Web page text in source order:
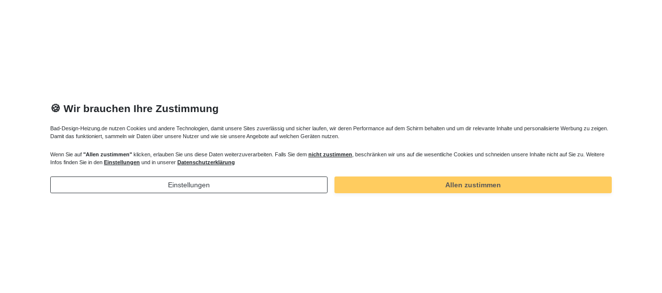
Heizkörper Ventilset Garnitur
130,00 € *
Heizkörper steckerfertig Heizstab ab 300 Watt
152,90 € *
*inkl. ges. MwSt.
Heizkörperventil Mittelanschluss Anschlussgarnitur
130,00 € *
Heizkörper Kombibetrieb Heizstab ab 300 Watt
110,00 € *
*inkl. ges. MwSt.
🍪 Wir brauchen Ihre Zustimmung
Bad-Design-Heizung.de nutzen Cookies und andere Technologien, damit unsere Sites zuverlässig und sicher laufen, wir deren Performance auf dem Schirm behalten und um dir relevante Inhalte und personalisierte Werbung zu zeigen.
Damit das funktioniert, sammeln wir Daten über unsere Nutzer und wie sie unsere Angebote auf welchen Geräten nutzen.
Wenn Sie auf "Allen zustimmen" klicken, erlauben Sie uns diese Daten weiterzuverarbeiten. Falls Sie dem nicht zustimmen , beschränken wir uns auf die wesentliche Cookies und schneiden unsere Inhalte nicht auf Sie zu. Weitere
Infos finden Sie in den Einstellungen und in unserer Datenschutzerklärung
Einstellungen Allen zustimmen